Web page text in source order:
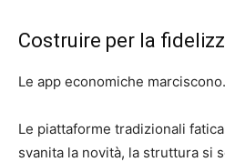
Costruire per la
Le app economiche
Le piattaforme tradizionali
svanita la novità, la struttura si